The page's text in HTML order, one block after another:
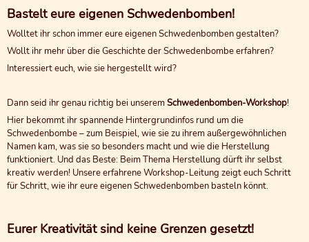
Bastelt eure eigenen Schwedenbomben!
Wolltet ihr schon immer eure eigenen Schwedenbomben gestalten?
Wollt ihr mehr über die Geschichte der Schwedenbombe erfahren?
Interessiert euch, wie sie hergestellt wird?
Dann seid ihr genau richtig bei unseremSchwedenbomben-Workshop!
Hier bekommt ihr spannende Hintergrundinfos rund um die
Schwedenbombe – zum Beispiel, wie sie zu ihrem außergewöhnlichen
Namen kam, was sie so besonders macht und wie die Herstellung
funktioniert. Und das Beste: Beim Thema Herstellung dürft ihr selbst
kreativ werden! Unsere erfahrene Workshop-Leitung zeigt euch Schritt
für Schritt, wie ihr eure eigenen Schwedenbomben basteln könnt.
Eurer Kreativität sind keine Grenzen gesetzt!